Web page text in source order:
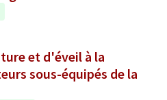
et d'éveil à la
sous-équipés de la